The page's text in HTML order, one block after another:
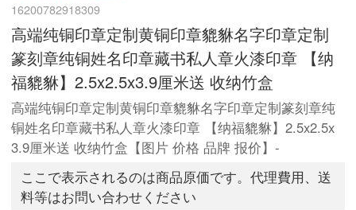
16200782918309
高端纯铜印章定制黄铜印章貔貅名字印章定制
篆刻章纯铜姓名印章藏书私人章火漆印章 【纳
福貔貅】2.5x2.5x3.9厘米送 收纳竹盒
高端纯铜印章定制黄铜印章貔貅名字印章定制篆刻章纯
铜姓名印章藏书私人章火漆印章 【纳福貔貅】2.5x2.5x
3.9厘米送 收纳竹盒【图片 价格 品牌 报价】-
ここで表示されるのは商品原価です。代理費用、送
料等はお問い合わせください